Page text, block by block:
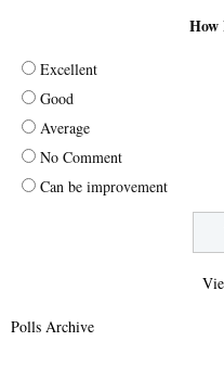
How
Excellent
Good
Average
No Comment
Can be improvement
Polls Archive